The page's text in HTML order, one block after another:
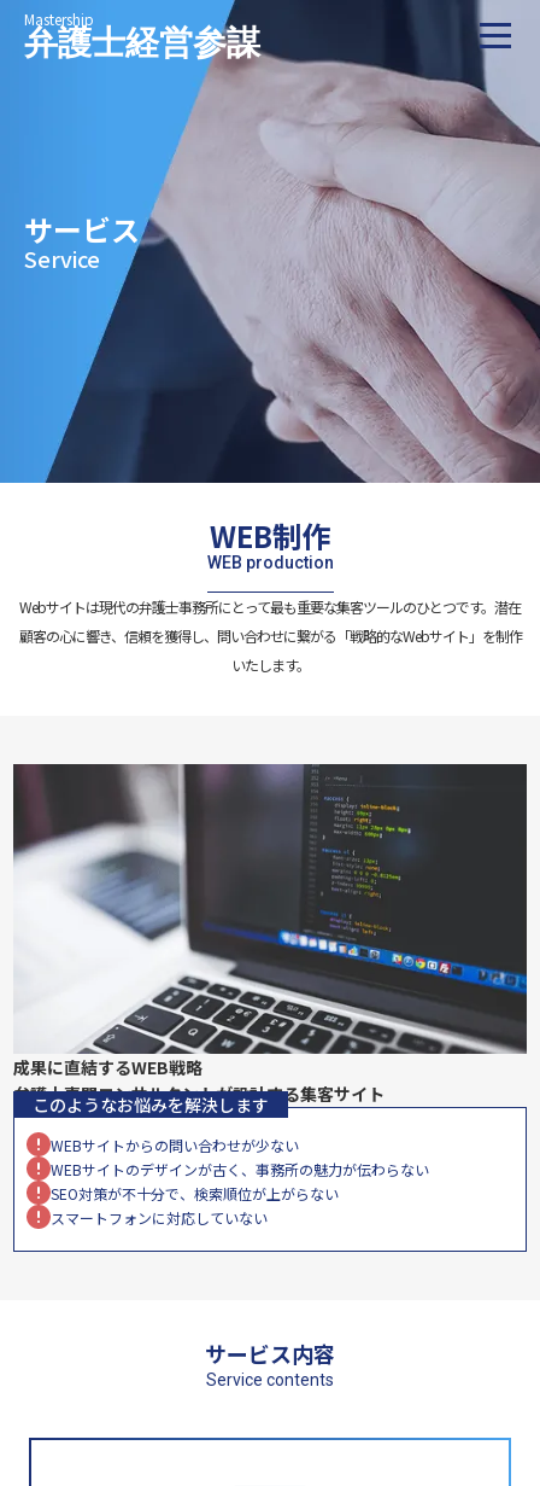
Mastership
弁護士経営参謀
業務改善
お問い合わせ
セミナーへ申し込む
サービス
Service
WEB制作
WEB production
Webサイトは現代の弁護士事務所にとって最も重要な集客ツールのひとつです。潜在
顧客の心に響き、信頼を獲得し、問い合わせに繋がる「戦略的なWebサイト」を制作
いたします。
成果に直結するWEB戦略
弁護士専門コンサルタントが設計する集客サイト
WEBサイトからの問い合わせが少ない
WEBサイトのデザインが古く、事務所の魅力が伝わらない
SEO対策が不十分で、検索順位が上がらない
スマートフォンに対応していない
このようなお悩みを解決します
サービス内容
Service contents